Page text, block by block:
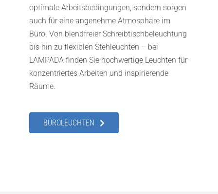
optimale Arbeitsbedingungen, sondern sorgen
auch für eine angenehme Atmosphäre im
Büro. Von blendfreier Schreibtischbeleuchtung
bis hin zu flexiblen Stehleuchten – bei
LAMPADA finden Sie hochwertige Leuchten für
konzentriertes Arbeiten und inspirierende
Räume.
BÜROLEUCHTEN